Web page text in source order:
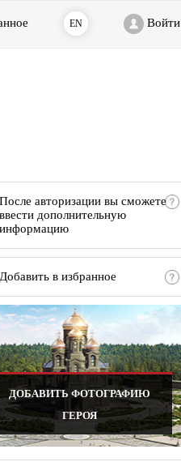
EN Войти
После авторизации вы сможете
ввести дополнительную
информацию
Добавить в избранное
ДОБАВИТЬ ФОТОГРАФИЮ
ГЕРОЯ